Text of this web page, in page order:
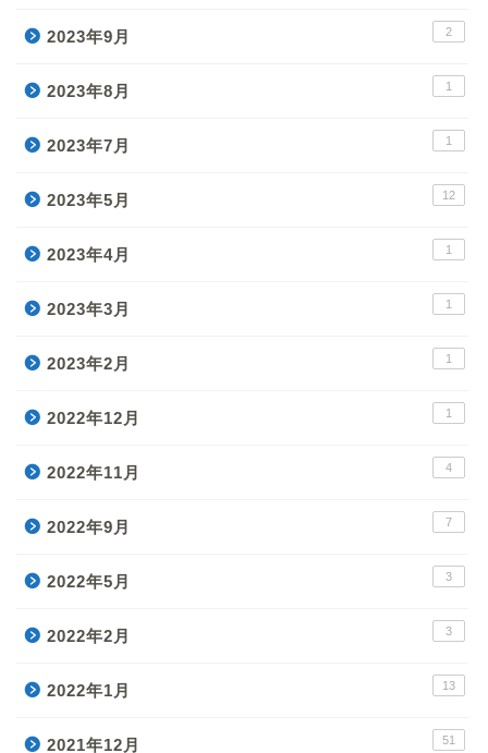
2023年9月 2
2023年8月 1
2023年7月 1
2023年5月 12
2023年4月 1
2023年3月 1
2023年2月 1
2022年12月 1
2022年11月 4
2022年9月 7
2022年5月 3
2022年2月 3
2022年1月 13
2021年12月 51